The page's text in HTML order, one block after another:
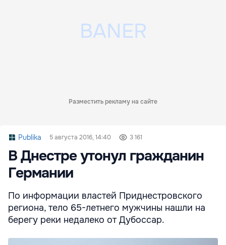
Разместить рекламу на сайте
Publika 5 августа 2016, 14:40 3 161
В Днестре утонул гражданин
Германии
По информации властей Приднестровского
региона, тело 65-летнего мужчины нашли на
берегу реки недалеко от Дубоссар.